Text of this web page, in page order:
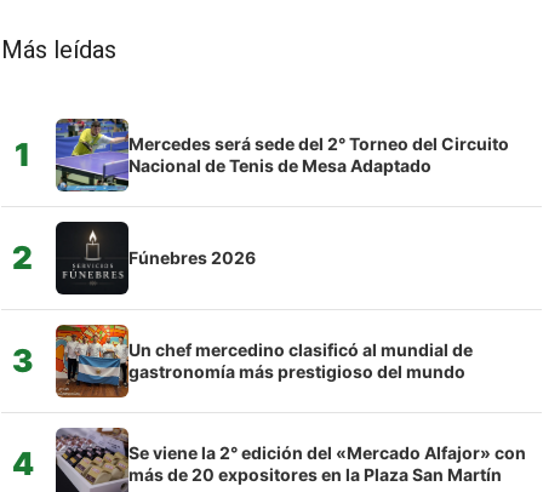
Más leídas
1
Mercedes será sede del 2° Torneo del Circuito
Nacional de Tenis de Mesa Adaptado
2 Fúnebres 2026
3
Un chef mercedino clasificó al mundial de
gastronomía más prestigioso del mundo
4
Se viene la 2° edición del «Mercado Alfajor» con
más de 20 expositores en la Plaza San Martín